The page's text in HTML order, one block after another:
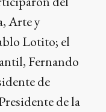
Arte y
Lotito; el
Fernando
de
de la